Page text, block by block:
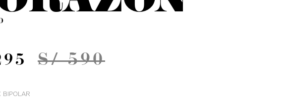
S/ 590
BIPOLAR